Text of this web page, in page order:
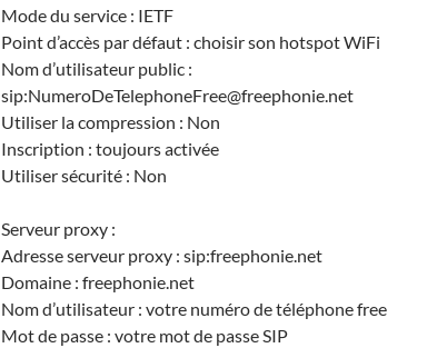
Mode du service : IETF
Point d’accès par défaut : choisir son hotspot WiFi
Nom d’utilisateur public :
sip:NumeroDeTelephoneFree@freephonie.net
Utiliser la compression : Non
Inscription : toujours activée
Utiliser sécurité : Non
Serveur proxy :
Adresse serveur proxy : sip:freephonie.net
Domaine : freephonie.net
Nom d’utilisateur : votre numéro de téléphone free
Mot de passe : votre mot de passe SIP